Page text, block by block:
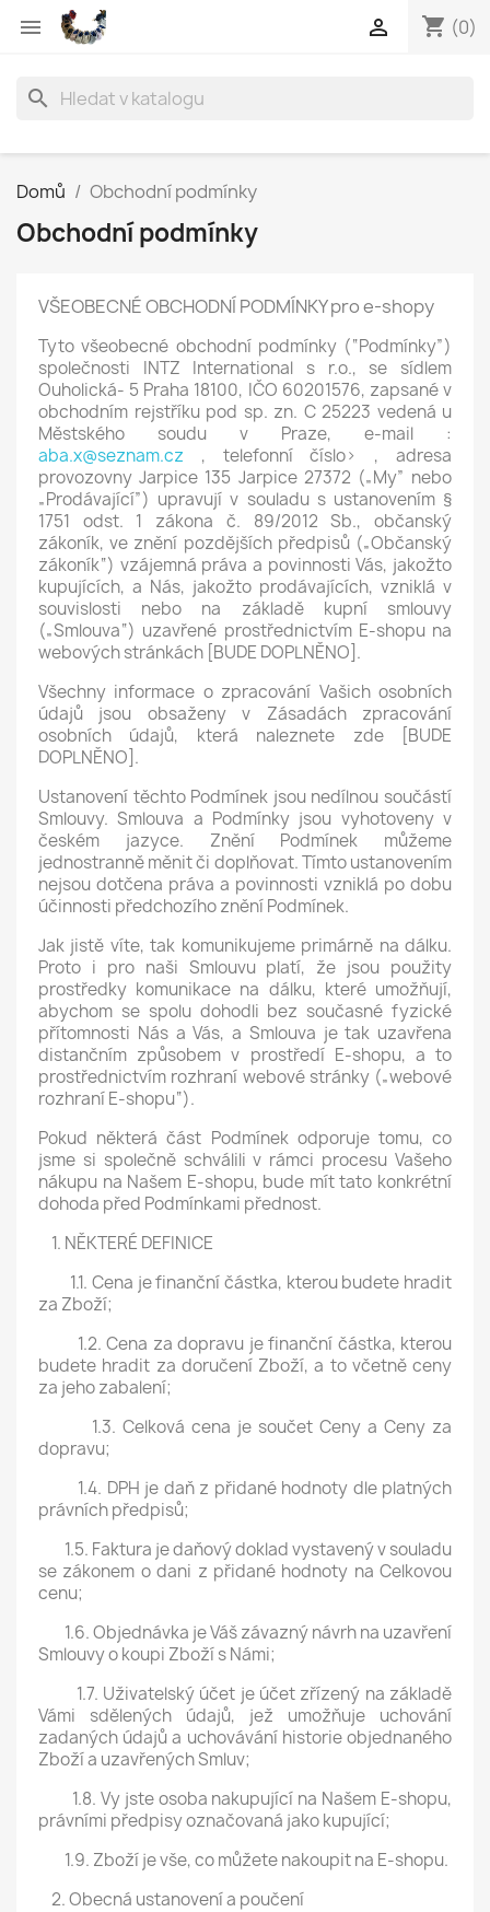
 shopping_cart (0)

search
Domů Obchodní podmínky
Obchodní podmínky
VŠEOBECNÉ OBCHODNÍ PODMÍNKY pro e-shopy
Tyto všeobecné obchodní podmínky (“Podmínky”)
společnosti INTZ International s r.o., se sídlem
Ouholická- 5 Praha 18100, IČO 60201576, zapsané v
obchodním rejstříku pod sp. zn. C 25223 vedená u
Městského soudu v Praze, e-mail :
aba.x@seznam.cz , telefonní číslo> , adresa
provozovny Jarpice 135 Jarpice 27372 („My” nebo
„Prodávající”) upravují v souladu s ustanovením §
1751 odst. 1 zákona č. 89/2012 Sb., občanský
zákoník, ve znění pozdějších předpisů („Občanský
zákoník“) vzájemná práva a povinnosti Vás, jakožto
kupujících, a Nás, jakožto prodávajících, vzniklá v
souvislosti nebo na základě kupní smlouvy
(„Smlouva“) uzavřené prostřednictvím E-shopu na
webových stránkách [BUDE DOPLNĚNO].
Všechny informace o zpracování Vašich osobních
údajů jsou obsaženy v Zásadách zpracování
osobních údajů, která naleznete zde [BUDE
DOPLNĚNO].
Ustanovení těchto Podmínek jsou nedílnou součástí
Smlouvy. Smlouva a Podmínky jsou vyhotoveny v
českém jazyce. Znění Podmínek můžeme
jednostranně měnit či doplňovat. Tímto ustanovením
nejsou dotčena práva a povinnosti vzniklá po dobu
účinnosti předchozího znění Podmínek.
Jak jistě víte, tak komunikujeme primárně na dálku.
Proto i pro naši Smlouvu platí, že jsou použity
prostředky komunikace na dálku, které umožňují,
abychom se spolu dohodli bez současné fyzické
přítomnosti Nás a Vás, a Smlouva je tak uzavřena
distančním způsobem v prostředí E-shopu, a to
prostřednictvím rozhraní webové stránky („webové
rozhraní E-shopu“).
Pokud některá část Podmínek odporuje tomu, co
jsme si společně schválili v rámci procesu Vašeho
nákupu na Našem E-shopu, bude mít tato konkrétní
dohoda před Podmínkami přednost.
1. NĚKTERÉ DEFINICE
1.1. Cena je finanční částka, kterou budete hradit
za Zboží;
1.2. Cena za dopravu je finanční částka, kterou
budete hradit za doručení Zboží, a to včetně ceny
za jeho zabalení;
1.3. Celková cena je součet Ceny a Ceny za
dopravu;
1.4. DPH je daň z přidané hodnoty dle platných
právních předpisů;
1.5. Faktura je daňový doklad vystavený v souladu
se zákonem o dani z přidané hodnoty na Celkovou
cenu;
1.6. Objednávka je Váš závazný návrh na uzavření
Smlouvy o koupi Zboží s Námi;
1.7. Uživatelský účet je účet zřízený na základě
Vámi sdělených údajů, jež umožňuje uchování
zadaných údajů a uchovávání historie objednaného
Zboží a uzavřených Smluv;
1.8. Vy jste osoba nakupující na Našem E-shopu,
právními předpisy označovaná jako kupující;
1.9. Zboží je vše, co můžete nakoupit na E-shopu.
2. Obecná ustanovení a poučení